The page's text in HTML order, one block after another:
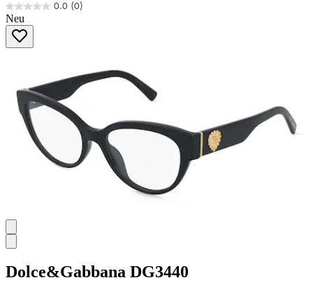
0.0 (0)
0.0
von
Sternen.
Neu
Dolce&Gabbana DG3440